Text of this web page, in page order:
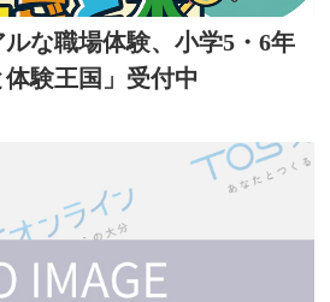
な職場体験、小学5・6年
験王国」受付中